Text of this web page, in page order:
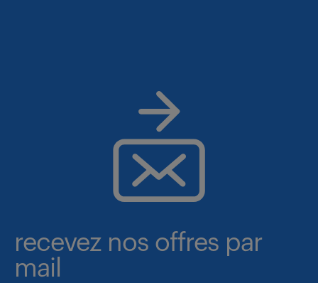
recevez nos offres par
mail